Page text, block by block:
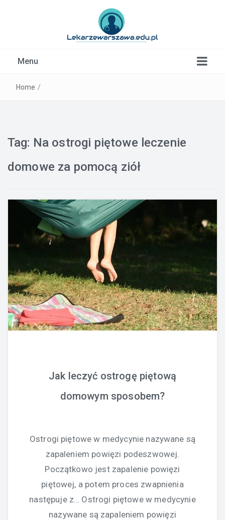
Menu
Home /
Tag: Na ostrogi piętowe leczenie
domowe za pomocą ziół
Jak leczyć ostrogę piętową
domowym sposobem?
Ostrogi piętowe w medycynie nazywane są
zapaleniem powięzi podeszwowej.
Początkowo jest zapalenie powięzi
piętowej, a potem proces zwapnienia
następuje z… Ostrogi piętowe w medycynie
nazywane są zapaleniem powięzi